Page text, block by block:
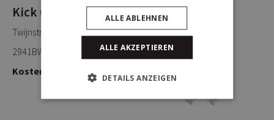
Kick Collection
Twijnstraweg 2
2941BW Lekkerkerk
Kostenlose Parkplätze
ALLE AKZEPTIEREN
ALLE ABLEHNEN
DETAILS ANZEIGEN